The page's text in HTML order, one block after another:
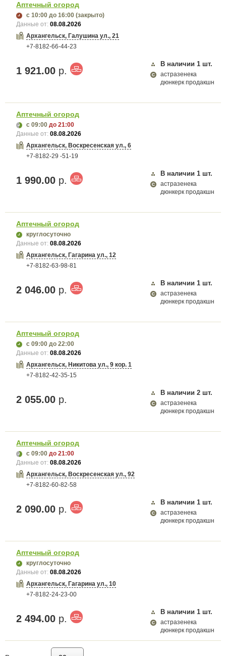
Аптечный огород
с 10:00 до 16:00 (закрыто)
Данные от:08.08.2026
Архангельск, Галушина ул., 21
+7-8182-66-44-23
1 921.00 р.
В наличии 1 шт.
астразенека
дюнкерк продакшн
Аптечный огород
с 09:00 до 21:00
Данные от:08.08.2026
Архангельск, Воскресенская ул., 6
+7-8182-29 -51-19
1 990.00 р.
В наличии 1 шт.
астразенека
дюнкерк продакшн
Аптечный огород
круглосуточно
Данные от:08.08.2026
Архангельск, Гагарина ул., 12
+7-8182-63-98-81
2 046.00 р.
В наличии 1 шт.
астразенека
дюнкерк продакшн
Аптечный огород
с 09:00 до 22:00
Данные от:08.08.2026
Архангельск, Никитова ул., 9 кор. 1
+7-8182-42-35-15
2 055.00 р.
В наличии 2 шт.
астразенека
дюнкерк продакшн
Аптечный огород
с 09:00 до 21:00
Данные от:08.08.2026
Архангельск, Воскресенская ул., 92
+7-8182-60-82-58
2 090.00 р.
В наличии 1 шт.
астразенека
дюнкерк продакшн
Аптечный огород
круглосуточно
Данные от:08.08.2026
Архангельск, Гагарина ул., 10
+7-8182-24-23-00
2 494.00 р.
В наличии 1 шт.
астразенека
дюнкерк продакшн